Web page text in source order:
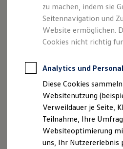
Leasing-Angebote
Gebrauchtwagen
Junge
Elektroauto
Kleinwagen-
Leasing ohne
Autokredit mit
Versicherungen und
Kfz-Versicherung
Garantien
Wartungsverträge
Geschäftskunden
Professional Class
Großkunden
Behörden
großartig.
zu machen, indem sie
Seitennavigation und
Website ermöglichen.
Cookies nicht richtig
Analytics und
Diese Cookies
Websitenutzung
Verweildauer je Seite,
Teilnahme, Ihre
Websiteoptimierung
uns, Ihr Nutzererlebnis